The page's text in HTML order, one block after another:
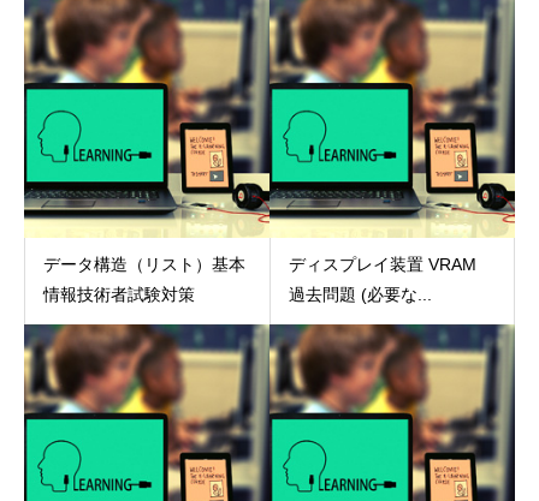
データ構造（リスト）基本
情報技術者試験対策
ディスプレイ装置 VRAM
過去問題 (必要な...